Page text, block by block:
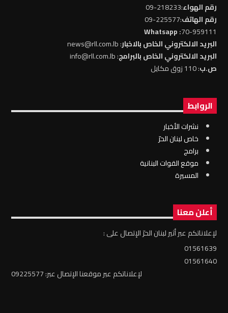
رقم الهواء:218233-09
رقم الهاتف:225577-09
70-959111
: Whatsapp
البريد الالكتروني الخاص بالاخبار: news@rll.com.lb
البريد الالكتروني الخاص بالبرامج: info@rll.com.lb
ص.ب: 110 زوق مكايل
الروابط
نشرات الأخبار
خاص لبنان الحرّ
برامج
موقع القوات البنانية
المسيرة
أعلن معنا
لإعلاناتكم عبر أثير لبنان الحرّ الإتصال على :
01561639
01561640
لإعلاناتكم عبر موقعنا الإتصال عبر: 09225577